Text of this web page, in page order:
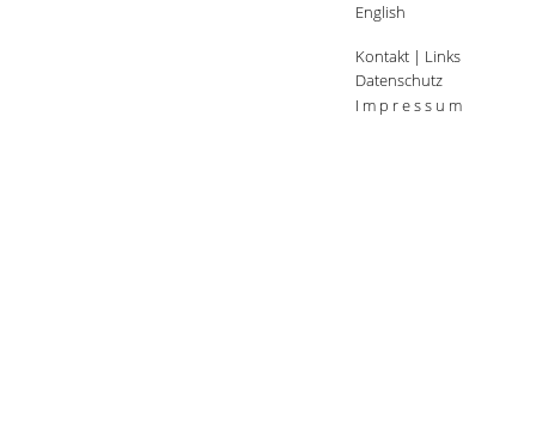
English
Kontakt | Links
Datenschutz
I m p r e s s u m